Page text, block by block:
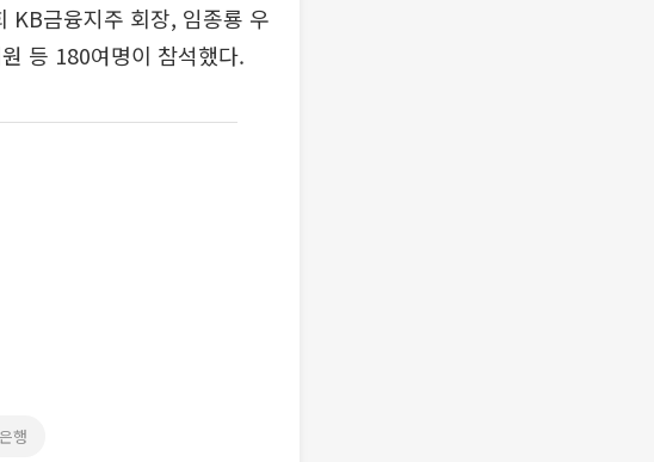
KB금융지주 회장, 임종룡 우
등 180여명이 참석했다.
행